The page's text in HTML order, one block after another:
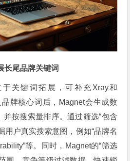
长尾品牌关键词
于关键词拓展，可补充Xray和
牌核心词后，Magnet会生成数
按搜索量排序。通过筛选“包含
用户真实搜索意图，例如“品牌名
等。同时，Magnet的“筛选